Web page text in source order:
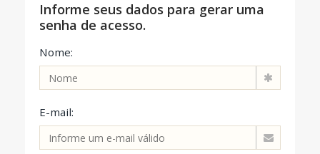
Informe seus dados para gerar uma
senha de acesso.
Nome:
E-mail: